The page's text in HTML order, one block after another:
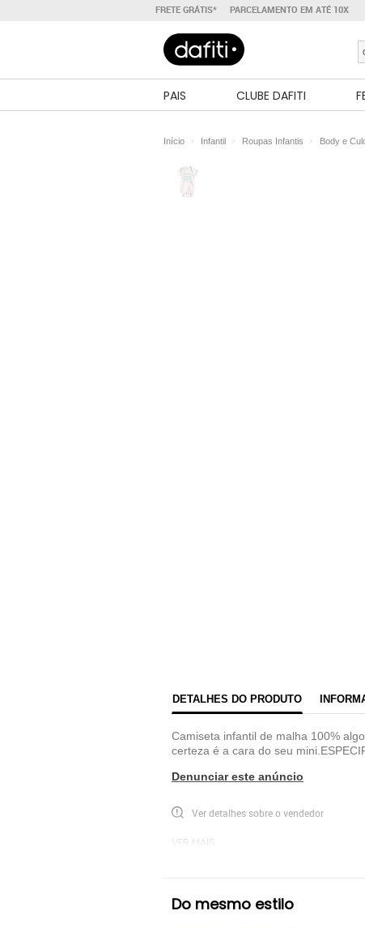
FRETE GRÁTIS* PARCELAMENTO EM ATÉ 10X
PAIS CLUBE DAFITI
Início Infantil Roupas Infantis Body e
DETALHES DO PRODUTO
Camiseta infantil de malha 100%
certeza é a cara do seu
Denunciar este anúncio
Ver detalhes sobre o vendedor
VER MAIS
Do mesmo estilo